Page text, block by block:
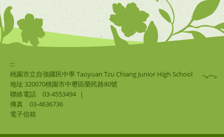
:::
桃園市立自強國民中學 Taoyuan Tzu Chiang Junior High School
地址 320070桃園市中壢區榮民路80號
聯絡電話
03-4553494
|
傳真
03-4636736
電子信箱
"="">